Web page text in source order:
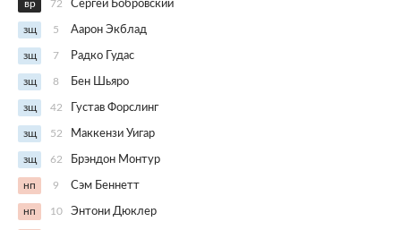
вр 72 Сергей Бобровский
зщ 5 Аарон Экблад
зщ 7 Радко Гудас
зщ 8 Бен Шьяро
зщ 42 Густав Форслинг
зщ 52 Маккензи Уигар
зщ 62 Брэндон Монтур
нп 9 Сэм Беннетт
нп 10 Энтони Дюклер